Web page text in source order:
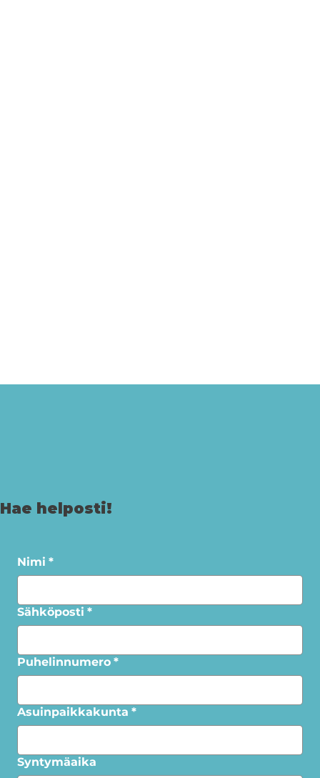
Hae helposti!
Nimi *
Sähköposti *
Puhelinnumero *
Asuinpaikkakunta *
Syntymäaika